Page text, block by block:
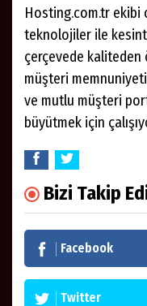
Hosting.com.tr ekibi
teknolojiler ile
çerçevede kaliteden
müşteri
ve mutlu müşteri
büyütmek için
Bizi Takip
Facebook
Twitter